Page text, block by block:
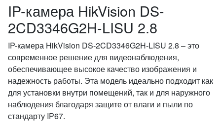
IP-камера HikVision DS-
2CD3346G2H-LISU 2.8
IP-камера HikVision DS-2CD3346G2H-LISU 2.8 – это
современное решение для видеонаблюдения,
обеспечивающее высокое качество изображения и
надежность работы. Эта модель идеально подходит как
для установки внутри помещений, так и для наружного
наблюдения благодаря защите от влаги и пыли по
стандарту IP67.